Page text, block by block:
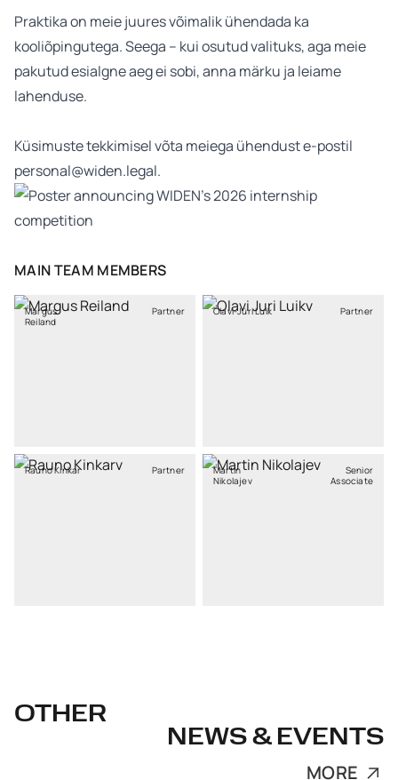
Praktika on meie juures võimalik ühendada ka
kooliõpingutega. Seega – kui osutud valituks, aga meie
pakutud esialgne aeg ei sobi, anna märku ja leiame
lahenduse.
Küsimuste tekkimisel võta meiega ühendust e-postil
personal@widen.legal.
MAIN TEAM MEMBERS
Margus
Reiland
Partner Olavi-Jüri Luik Partner
Rauno Kinkar Partner
Martin
Nikolajev
Senior
Associate
OTHER
NEWS & EVENTS
MORE